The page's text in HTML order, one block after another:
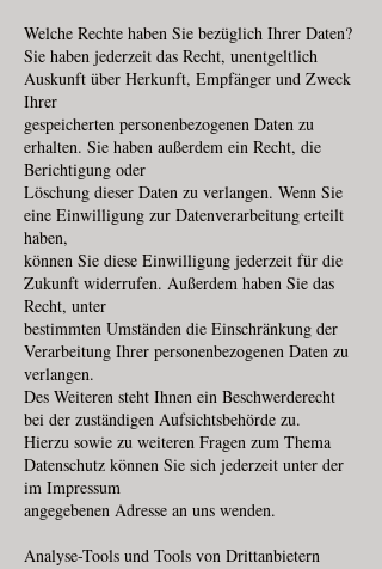
Welche Rechte haben Sie bezüglich Ihrer Daten?
Sie haben jederzeit das Recht, unentgeltlich
Auskunft über Herkunft, Empfänger und Zweck
Ihrer
gespeicherten personenbezogenen Daten zu
erhalten. Sie haben außerdem ein Recht, die
Berichtigung oder
Löschung dieser Daten zu verlangen. Wenn Sie
eine Einwilligung zur Datenverarbeitung erteilt
haben,
können Sie diese Einwilligung jederzeit für die
Zukunft widerrufen. Außerdem haben Sie das
Recht, unter
bestimmten Umständen die Einschränkung der
Verarbeitung Ihrer personenbezogenen Daten zu
verlangen.
Des Weiteren steht Ihnen ein Beschwerderecht
bei der zuständigen Aufsichtsbehörde zu.
Hierzu sowie zu weiteren Fragen zum Thema
Datenschutz können Sie sich jederzeit unter der
im Impressum
angegebenen Adresse an uns wenden.
Analyse-Tools und Tools von Drittanbietern